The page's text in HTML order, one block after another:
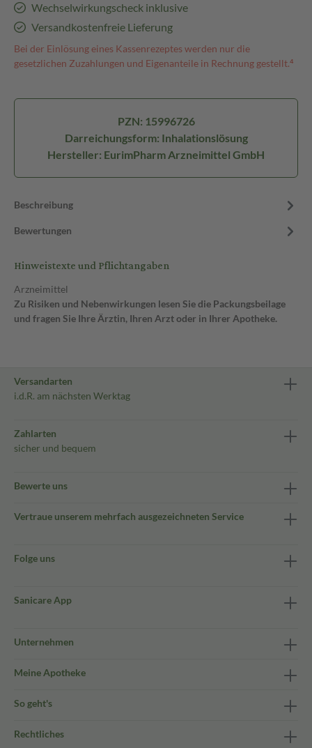
Wechselwirkungscheck inklusive
Versandkostenfreie Lieferung
Bei der Einlösung eines Kassenrezeptes werden nur die
gesetzlichen Zuzahlungen und Eigenanteile in Rechnung gestellt.⁴
PZN: 15996726
Darreichungsform: Inhalationslösung
Hersteller: EurimPharm Arzneimittel GmbH
Beschreibung
Bewertungen
Hinweistexte und Pflichtangaben
Arzneimittel
Zu Risiken und Nebenwirkungen lesen Sie die Packungsbeilage
und fragen Sie Ihre Ärztin, Ihren Arzt oder in Ihrer Apotheke.
Versandarten
i.d.R. am nächsten Werktag
Zahlarten
sicher und bequem
Bewerte uns
Vertraue unserem mehrfach ausgezeichneten Service
Folge uns
Sanicare App
Unternehmen
Meine Apotheke
So geht's
Rechtliches